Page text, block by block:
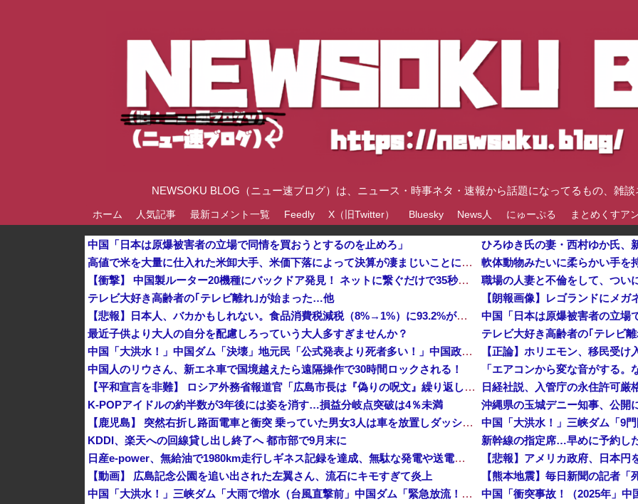
NEWSOKU BLOG（ニュー速ブログ）は、ニュース・時事ネタ・速報から話題になってるもの、雑
ホーム 人気記事 最新コメント一覧 Feedly X（旧Twitter） Bluesky News人 にゅーぷる まとめくすア
中国「日本は原爆被害者の立場で同情を買おうとするのを止めろ」
高値で米を大量に仕入れた米卸大手、米価下落によって決算が凄まじいことになっている模様
【衝撃】 中国製ルーター20機種にバックドア発見！ ネットに繋ぐだけで35秒ごとに中国のサーバーと通信
テレビ大好き高齢者の｢テレビ離れ｣が始まった…他
【悲報】日本人、バカかもしれない。食品消費税減税（8%→1%）に93.2%が賛成してしまう
最近子供より大人の自分を配慮しろっていう大人多すぎませんか？
中国「大洪水！」中国ダム「決壊」地元民「公式発表より死者多い！」中国政府「住民拘束！（安否不明」中国当局「救助隊動画も削除」台風13号「三峡ダム接近中」→
中国人のリウさん、新エネ車で国境越えたら遠隔操作で30時間ロックされる！
【平和宣言を非難】 ロシア外務省報道官「広島市長は『偽りの呪文』繰り返している」
K-POPアイドルの約半数が3年後には姿を消す…損益分岐点突破は4％未満
【鹿児島】 突然右折し路面電車と衝突 乗っていた男女3人は車を放置しダッシュで逃走中
KDDI、楽天への回線貸し出し終了へ 都市部で9月末に
日産e-power、無給油で1980km走行しギネス記録を達成、無駄な発電や送電ロスなくEVよりエコを証明
【動画】 広島記念公園を追い出された左翼さん、流石にキモすぎて炎上
中国「大洪水！」三峡ダム「大雨で増水（台風直撃前」中国ダム「緊急放流！」中国鉄道「列車が走行中に流される」中国避難所「支援物資は有料です」謎の勢力「え」→
職場の人妻と不倫をして、つい
【朗報画像】レゴランドにメガ
中国「日本は原爆被害者の立場
テレビ大好き高齢者の｢テレビ
【悲報】アメリカ政府、日本